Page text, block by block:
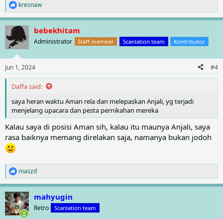
R
e
a
c
t
i
s
:
kresnaw
bebekhitam
Administrator Staff member Scanlation team Kontributor
Jun 1, 2024 #4
Daffa said:
saya heran waktu Aman rela dan melepaskan Anjali, yg terjadi
menjelang upacara dan pesta pernikahan mereka
Kalau saya di posisi Aman sih, kalau itu maunya Anjali, saya
rasa baiknya memang direlakan saja, namanya bukan jodoh
R
e
a
c
t
i
maszd
mahyugin
Retro Scanlation team